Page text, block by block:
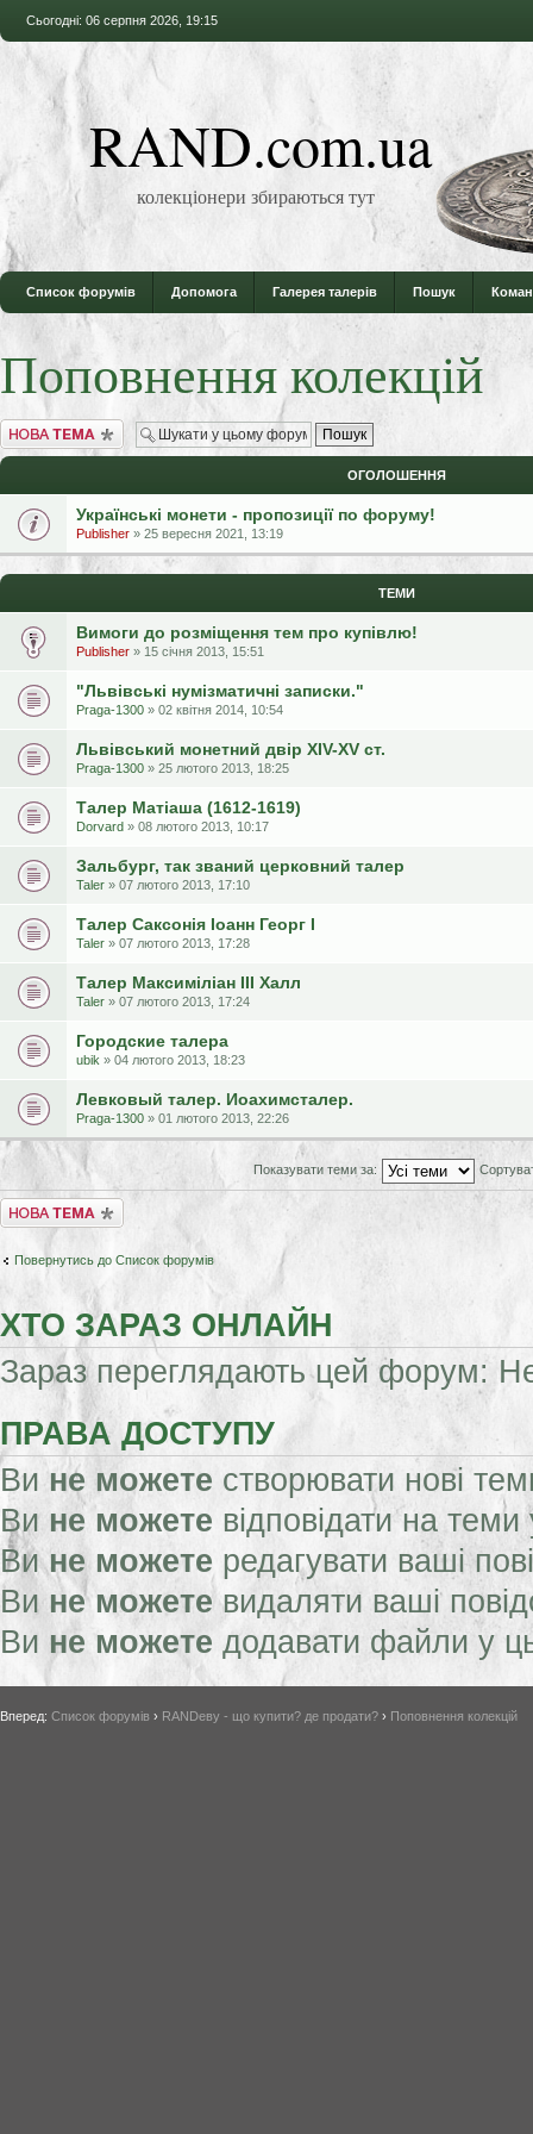
Сьогодні: 06 серпня 2026, 19:15
RAND.com.ua
колекціонери збираються тут
Список форумів Допомога Галерея талерів Пошук
Поповнення колекцій
Створити нову тему
ОГОЛОШЕННЯ
Українські монети - пропозиції по форуму!
Publisher » 25 вересня 2021, 13:19
ТЕМИ
Вимоги до розміщення тем про купівлю!
Publisher » 15 січня 2013, 15:51
"Львівські нумізматичні записки."
Praga-1300 » 02 квітня 2014, 10:54
Львівський монетний двір XIV-XV ст.
Praga-1300 » 25 лютого 2013, 18:25
Талер Матіаша (1612-1619)
Dorvard » 08 лютого 2013, 10:17
Зальбург, так званий церковний талер
Taler » 07 лютого 2013, 17:10
Талер Саксонія Іоанн Георг І
Taler » 07 лютого 2013, 17:28
Талер Максиміліан III Халл
Taler » 07 лютого 2013, 17:24
Городские талера
ubik » 04 лютого 2013, 18:23
Левковый талер. Иоахимсталер.
Praga-1300 » 01 лютого 2013, 22:26
Показувати теми за:
Створити нову тему
Повернутись до Список форумів
ХТО ЗАРАЗ ОНЛАЙН
Зараз переглядають цей форум:
ПРАВА ДОСТУПУ
Вине можете створювати нові
Ви не можете відповідати на
Вине можете редагувати ваші
Ви не можете видаляти ваші
Ви не можете додавати файли у
Вперед: Список форумів › RANDеву - що купити? де продати? › Поповнення колекцій